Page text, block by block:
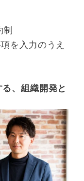
を入力のうえ
、組織開発と